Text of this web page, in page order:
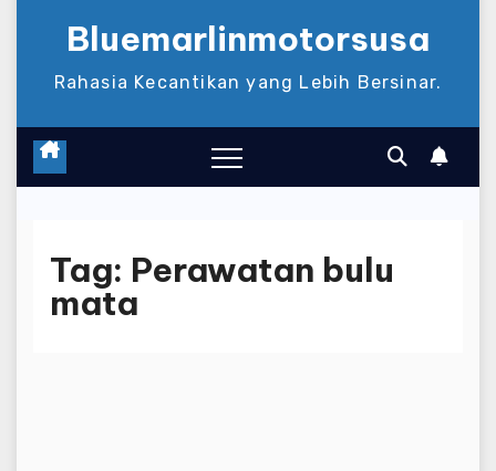
Bluemarlinmotorsusa
Rahasia Kecantikan yang Lebih Bersinar.
Tag: Perawatan bulu
mata